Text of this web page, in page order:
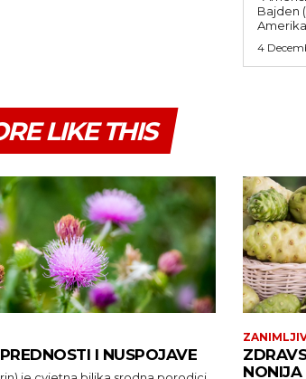
Bajden
4
LIKE THIS
I NUSPOJAVE
NONIJA